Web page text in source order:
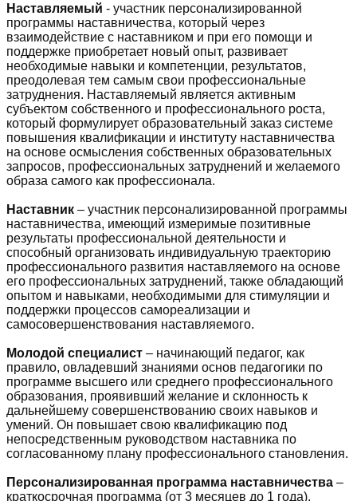
Наставляемый - участник персонализированной
программы наставничества, который через
взаимодействие с наставником и при его помощи и
поддержке приобретает новый опыт, развивает
необходимые навыки и компетенции, результатов,
преодолевая тем самым свои профессиональные
затруднения. Наставляемый является активным
субъектом собственного и профессионального роста,
который формулирует образовательный заказ системе
повышения квалификации и институту наставничества
на основе осмысления собственных образовательных
запросов, профессиональных затруднений и желаемого
образа самого как профессионала.
Наставник – участник персонализированной программы
наставничества, имеющий измеримые позитивные
результаты профессиональной деятельности и
способный организовать индивидуальную траекторию
профессионального развития наставляемого на основе
его профессиональных затруднений, также обладающий
опытом и навыками, необходимыми для стимуляции и
поддержки процессов самореализации и
самосовершенствования наставляемого.
Молодой специалист – начинающий педагог, как
правило, овладевший знаниями основ педагогики по
программе высшего или среднего профессионального
образования, проявивший желание и склонность к
дальнейшему совершенствованию своих навыков и
умений. Он повышает свою квалификацию под
непосредственным руководством наставника по
согласованному плану профессионального становления.
Персонализированная программа наставничества –
краткосрочная программа (от 3 месяцев до 1 года),